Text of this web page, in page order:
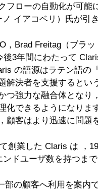
フローの自動化が可
イアコベリ）氏が引
，Brad Freitag（ブラ
3年間にわたって
の語源はラテン語の
解決者を支援すると
つ強力な融合体とな
化できるようになり
顧客はより迅速に問題
創業した Claris は ，
ドユーザ数を持つま
部の顧客へ利用を案内